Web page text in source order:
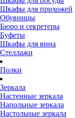
Шкафы для прихожей
Обувницы
Бюро и секретеры
Буфеты
Шкафы для вина
Стеллажи
Полки
Зеркала
Настенные зеркала
Напольные зеркала
Настольные зеркала